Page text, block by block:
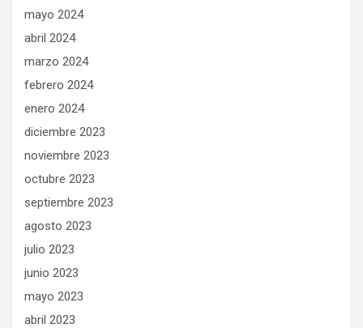
mayo 2024
abril 2024
marzo 2024
febrero 2024
enero 2024
diciembre 2023
noviembre 2023
octubre 2023
septiembre 2023
agosto 2023
julio 2023
junio 2023
mayo 2023
abril 2023